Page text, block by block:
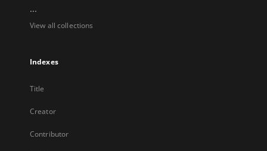
...
View all collections
Indexes
Title
Creator
Contributor